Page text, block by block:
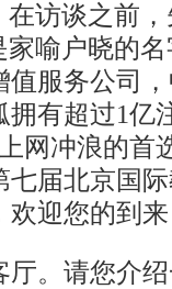
访谈之前
喻户晓的
服务公司
有超过1亿
网冲浪的首
届北京国
欢迎您的到
。请您介绍